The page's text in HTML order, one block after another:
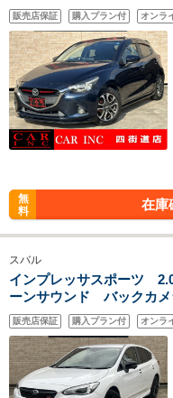
ル フロントシートヒー
ンドスポットモニター
ト 純正エアロ
販売店保証 購入プラン付 オンラ
無
料
在庫
スバル
インプレッサスポーツ
ーンサウンド バックカ
コントロール 衝突被害
ンドスポットモニター
ミ
販売店保証 購入プラン付 オンラ